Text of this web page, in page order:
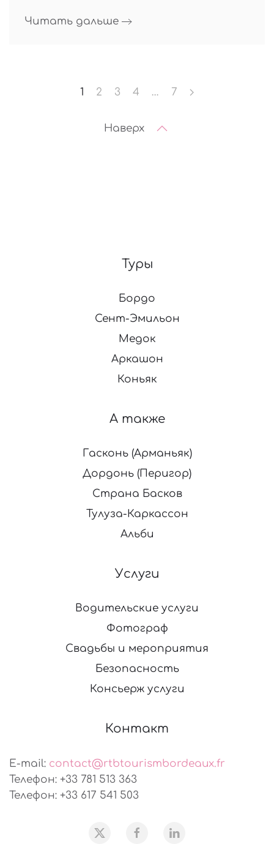
Читать дальше
1 2 3 4 … 7
Наверх
Туры
Бордо
Сент-Эмильон
Медок
Аркашон
Коньяк
А также
Гасконь (Арманьяк)
Дордонь (Перигор)
Страна Басков
Тулуза-Каркассон
Альби
Услуги
Водительские услуги
Фотограф
Свадьбы и мероприятия
Безопасность
Консьерж услуги
Контакт
E-mail: contact@rtbtourismbordeaux.fr
Телефон: +33 781 513 363
Телефон: +33 617 541 503